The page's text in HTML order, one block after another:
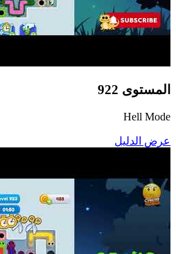
المستوى 922
Hell Mode
عرض الدليل